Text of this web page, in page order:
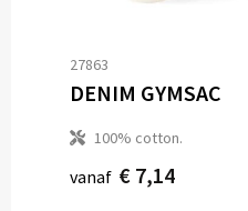
27863
DENIM GYMSAC
100% cotton.
vanaf € 7,14